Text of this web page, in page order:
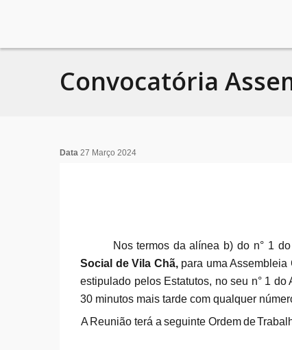
Convocatória
Data 27 Março 2024
Nos termos da alínea b) do n° 1
Social de Vila Chã, para uma
estipulado pelos Estatutos, no seu n° 1 do
30 minutos mais tarde com qualquer
A Reunião terá a seguinte Ordem de